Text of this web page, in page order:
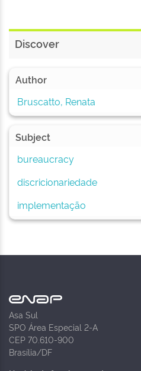
Discover
Author
Bruscatto, Renata
Subject
bureaucracy
discricionariedade
implementação
Asa Sul
SPO Área Especial 2-A
CEP 70.610-900
Brasília/DF